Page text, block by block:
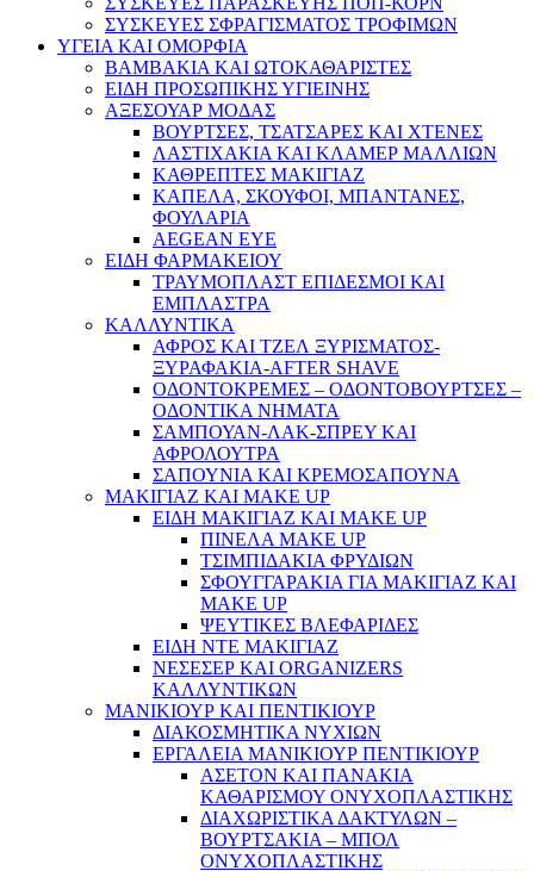
ΣΥΣΚΕΥΕΣ ΣΦΡΑΓΙΣΜΑΤΟΣ ΤΡΟΦΙΜΩΝ
ΥΓΕΙΑ ΚΑΙ ΟΜΟΡΦΙΑ
ΒΑΜΒΑΚΙΑ ΚΑΙ ΩΤΟΚΑΘΑΡΙΣΤΕΣ
ΕΙΔΗ ΠΡΟΣΩΠΙΚΗΣ ΥΓΙΕΙΝΗΣ
ΑΞΕΣΟΥΑΡ ΜΟΔΑΣ
ΒΟΥΡΤΣΕΣ, ΤΣΑΤΣΑΡΕΣ ΚΑΙ ΧΤΕΝΕΣ
ΛΑΣΤΙΧΑΚΙΑ ΚΑΙ ΚΛΑΜΕΡ ΜΑΛΛΙΩΝ
ΚΑΘΡΕΠΤΕΣ ΜΑΚΙΓΙΑΖ
ΚΑΠΕΛΑ, ΣΚΟΥΦΟΙ, ΜΠΑΝΤΑΝΕΣ,
ΦΟΥΛΑΡΙΑ
AEGEAN EYE
ΕΙΔΗ ΦΑΡΜΑΚΕΙΟΥ
ΤΡΑΥΜΟΠΛΑΣΤ ΕΠΙΔΕΣΜΟΙ ΚΑΙ
ΕΜΠΛΑΣΤΡΑ
ΚΑΛΛΥΝΤΙΚΑ
ΑΦΡΟΣ ΚΑΙ ΤΖΕΛ ΞΥΡΙΣΜΑΤΟΣ-
ΞΥΡΑΦΑΚΙΑ-AFTER SHAVE
ΟΔΟΝΤΟΚΡΕΜΕΣ – ΟΔΟΝΤΟΒΟΥΡΤΣΕΣ –
ΟΔΟΝΤΙΚΑ ΝΗΜΑΤΑ
ΣΑΜΠΟΥΑΝ-ΛΑΚ-ΣΠΡΕΥ ΚΑΙ
ΑΦΡΟΛΟΥΤΡΑ
ΣΑΠΟΥΝΙΑ ΚΑΙ ΚΡΕΜΟΣΑΠΟΥΝΑ
ΜΑΚΙΓΙΑΖ ΚΑΙ MAKE UP
ΕΙΔΗ ΜΑΚΙΓΙΑΖ ΚΑΙ MAKE UP
ΠΙΝΕΛΑ MAKE UP
ΤΣΙΜΠΙΔΑΚΙΑ ΦΡΥΔΙΩΝ
ΣΦΟΥΓΓΑΡΑΚΙΑ ΓΙΑ ΜΑΚΙΓΙΑZ ΚΑΙ
MAKE UP
ΨΕΥΤΙΚΕΣ ΒΛΕΦΑΡΙΔΕΣ
ΕΙΔΗ ΝΤΕ ΜΑΚΙΓΙΑΖ
ΝΕΣΕΣΕΡ ΚΑΙ ORGANIZERS
ΚΑΛΛΥΝΤΙΚΩΝ
ΜΑΝΙΚΙΟΥΡ ΚΑΙ ΠΕΝΤΙΚΙΟΥΡ
ΔΙΑΚΟΣΜΗΤΙΚΑ ΝΥΧΙΩΝ
ΕΡΓΑΛΕΙΑ ΜΑΝΙΚΙΟΥΡ ΠΕΝΤΙΚΙΟΥΡ
ΑΣΕΤΟΝ ΚΑΙ ΠΑΝΑΚΙΑ
ΚΑΘΑΡΙΣΜΟΥ ΟΝΥΧΟΠΛΑΣΤΙΚΗΣ
ΔΙΑΧΩΡΙΣΤΙΚΑ ΔΑΚΤΥΛΩΝ –
ΒΟΥΡΤΣΑΚΙΑ – ΜΠΟΛ
ΟΝΥΧΟΠΛΑΣΤΙΚΗΣ